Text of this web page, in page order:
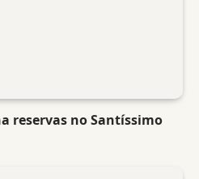
reservas no Santíssimo